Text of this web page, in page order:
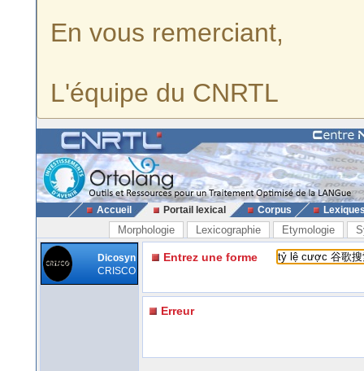
En vous remerciant,
L'équipe du CNRTL
Accueil Portail lexical Corpus
Morphologie Lexicographie Etymologie
Dicosyn
CRISCO
Entrez une forme
Erreur